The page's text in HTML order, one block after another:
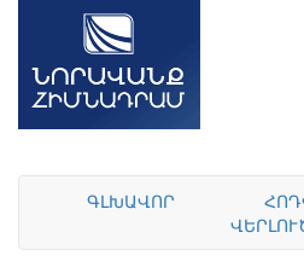
ԳԼԽԱՎՈՐ